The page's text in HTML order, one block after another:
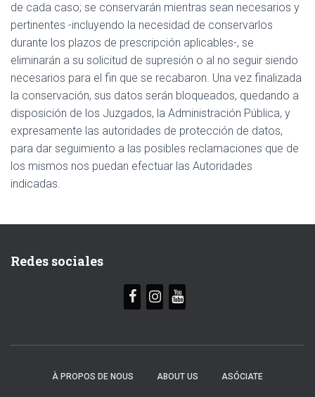
de cada caso; se conservarán mientras sean necesarios y
pertinentes -incluyendo la necesidad de conservarlos
durante los plazos de prescripción aplicables-, se
eliminarán a su solicitud de supresión o al no seguir siendo
necesarios para el fin que se recabaron. Una vez finalizada
la conservación, sus datos serán bloqueados, quedando a
disposición de los Juzgados, la Administración Pública, y
expresamente las autoridades de protección de datos,
para dar seguimiento a las posibles reclamaciones que de
los mismos nos puedan efectuar las Autoridades
indicadas.
Redes sociales
À PROPOS DE NOUS ABOUT US ASÓCIATE